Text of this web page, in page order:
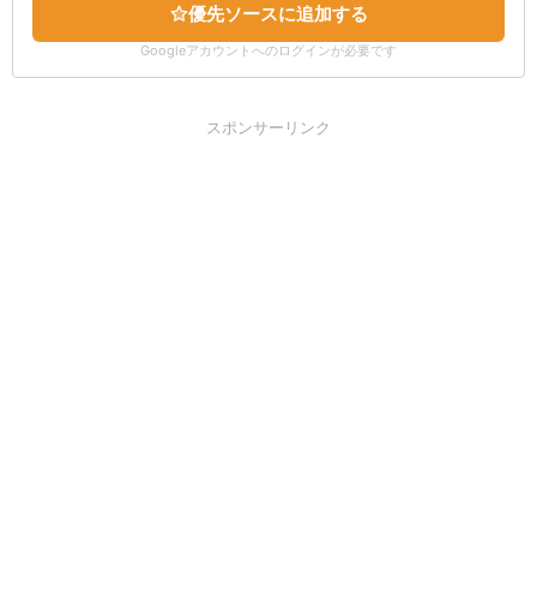
優先ソースに追加する
Googleアカウントへのログインが必要です
スポンサーリンク